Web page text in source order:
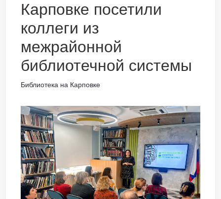
Карповке посетили
коллеги из
межрайонной
библиотечной системы
Библиотека на Карповке